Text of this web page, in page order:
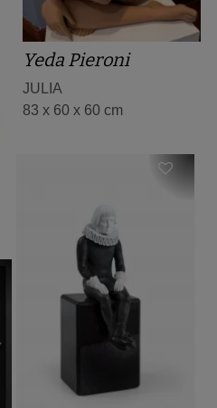
Yeda Pieroni
JULIA
83 x 60 x 60 cm